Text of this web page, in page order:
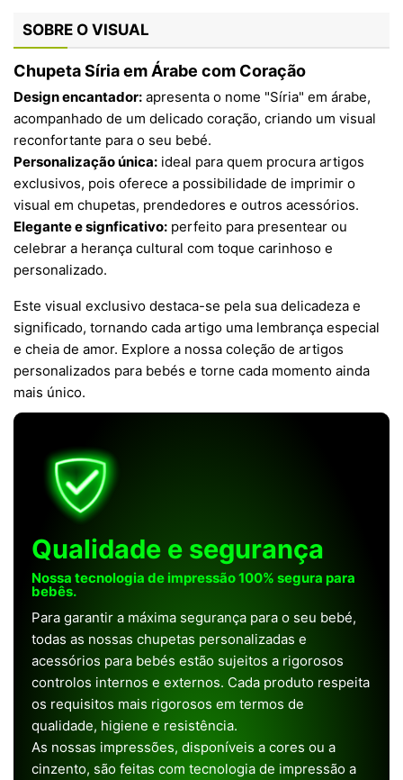
SOBRE O VISUAL
Chupeta Síria em Árabe com Coração
Design encantador: apresenta o nome "Síria" em árabe,
acompanhado de um delicado coração, criando um visual
reconfortante para o seu bebé.
Personalização única: ideal para quem procura artigos
exclusivos, pois oferece a possibilidade de imprimir o
visual em chupetas, prendedores e outros acessórios.
Elegante e signficativo: perfeito para presentear ou
celebrar a herança cultural com toque carinhoso e
personalizado.
Este visual exclusivo destaca-se pela sua delicadeza e
significado, tornando cada artigo uma lembrança especial
e cheia de amor. Explore a nossa coleção de artigos
personalizados para bebés e torne cada momento ainda
mais único.
Qualidade e segurança
Nossa tecnologia de impressão 100% segura para
bebês.
Para garantir a máxima segurança para o seu bebé,
todas as nossas chupetas personalizadas e
acessórios para bebés estão sujeitos a rigorosos
controlos internos e externos. Cada produto respeita
os requisitos mais rigorosos em termos de
qualidade, higiene e resistência.
As nossas impressões, disponíveis a cores ou a
cinzento, são feitas com tecnologia de impressão a